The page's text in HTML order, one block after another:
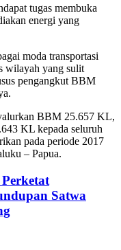
tugas membuka
energi yang
moda transportasi
wilayah yang sulit
pengangkut BBM
BBM 25.657 KL,
KL kepada seluruh
pada periode 2017
– Papua.
Satwa